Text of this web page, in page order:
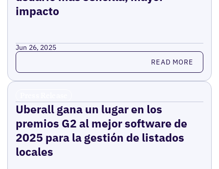
impacto
Jun 26, 2025
Read more READ MORE
Uberall gana un lugar en los
premios G2 al mejor software de
2025 para la gestión de listados
locales